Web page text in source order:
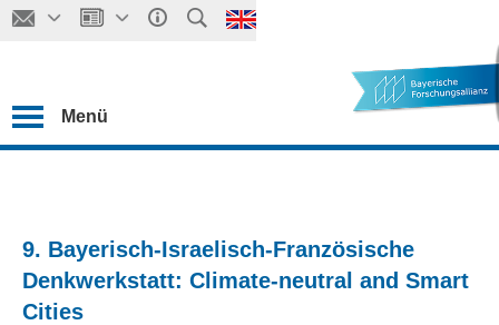
Menü
9. Bayerisch-Israelisch-Französische
Denkwerkstatt: Climate-neutral and Smart
Cities